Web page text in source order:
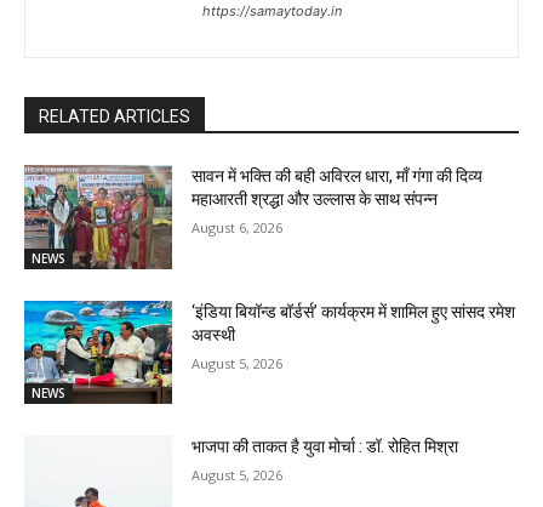
https://samaytoday.in
RELATED ARTICLES
NEWS
सावन में भक्ति की बही अविरल धारा, माँ गंगा की दिव्य
महाआरती श्रद्धा और उल्लास के साथ संपन्न
August 6, 2026
NEWS
‘इंडिया बियॉन्ड बॉर्डर्स’ कार्यक्रम में शामिल हुए सांसद रमेश
अवस्थी
August 5, 2026
भाजपा की ताकत है युवा मोर्चा : डॉ. रोहित मिश्रा
August 5, 2026